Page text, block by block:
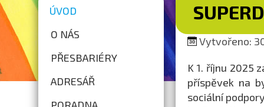
ÚVOD
O NÁS
PŘESBARIÉRY
ADRESÁŘ
Vytvořeno:
K 1. říjnu 2025
příspěvek na
sociální